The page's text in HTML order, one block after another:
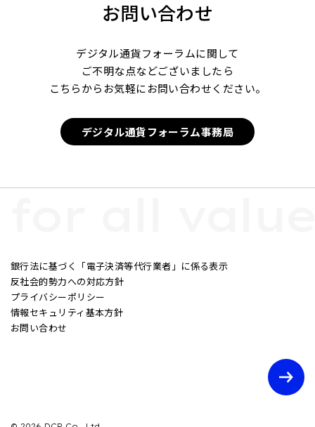
お問い合わせ
デジタル通貨フォーラムに関して
ご不明な点などございましたら
こちらからお気軽にお問い合わせください。
デジタル通貨フォーラム事務局
銀行法に基づく「電子決済等代行業者」に係る表示
反社会的勢力への対応方針
プライバシーポリシー
情報セキュリティ基本方針
お問い合わせ